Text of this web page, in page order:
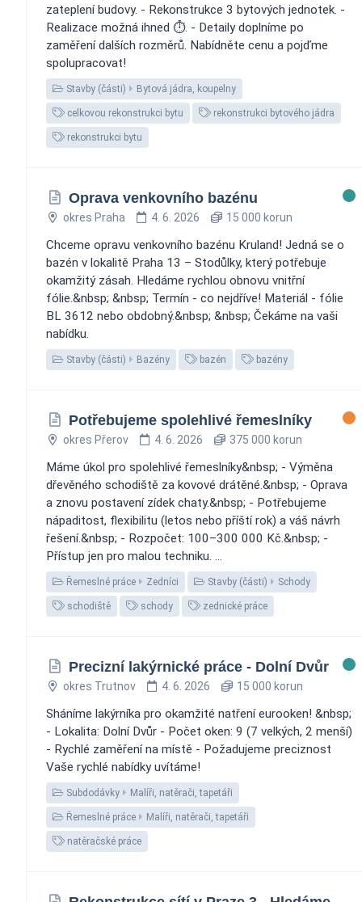
zateplení budovy. - Rekonstrukce 3 bytových jednotek. -
Realizace možná ihned ⏱️. - Detaily doplníme po
zaměření dalších rozměrů. Nabídněte cenu a pojďme
spolupracovat!
Stavby (části) Bytová jádra, koupelny
celkovou rekonstrukci bytu rekonstrukci bytového jádra
rekonstrukci bytu
Oprava venkovního bazénu
okres Praha 4. 6. 2026 15 000 korun
Chceme opravu venkovního bazénu Kruland! Jedná se o
bazén v lokalitě Praha 13 – Stodůlky, který potřebuje
okamžitý zásah. Hledáme rychlou obnovu vnitřní
fólie.&nbsp; &nbsp; Termín - co nejdříve! Materiál - fólie
BL 3612 nebo obdobný.&nbsp; &nbsp; Čekáme na vaši
nabídku.
Stavby (části) Bazény bazén bazény
Potřebujeme spolehlivé řemeslníky
okres Přerov 4. 6. 2026 375 000 korun
Máme úkol pro spolehlivé řemeslníky&nbsp; - Výměna
dřevěného schodiště za kovové drátěné.&nbsp; - Oprava
a znovu postavení zídek chaty.&nbsp; - Potřebujeme
nápaditost, flexibilitu (letos nebo příští rok) a váš návrh
řešení.&nbsp; - Rozpočet: 100–300 000 Kč.&nbsp; -
Přístup jen pro malou techniku. ️...
Řemeslné práce Zedníci Stavby (části) Schody
schodiště schody zednické práce
Precizní lakýrnické práce - Dolní Dvůr
okres Trutnov 4. 6. 2026 15 000 korun
Sháníme lakýrníka pro okamžité natření eurooken! &nbsp;
- Lokalita: Dolní Dvůr - Počet oken: 9 (7 velkých, 2 menší)
- Rychlé zaměření na místě - Požadujeme preciznost
Vaše rychlé nabídky uvítáme!
Subdodávky Malíři, natěrači, tapetáři
Řemeslné práce Malíři, natěrači, tapetáři
natěračské práce